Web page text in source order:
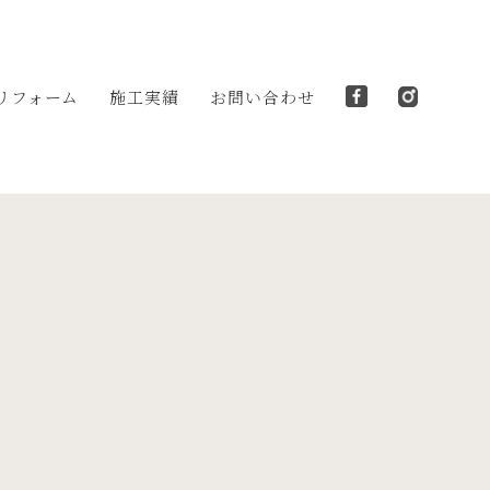
フォーム 施工実績 お問い合わせ